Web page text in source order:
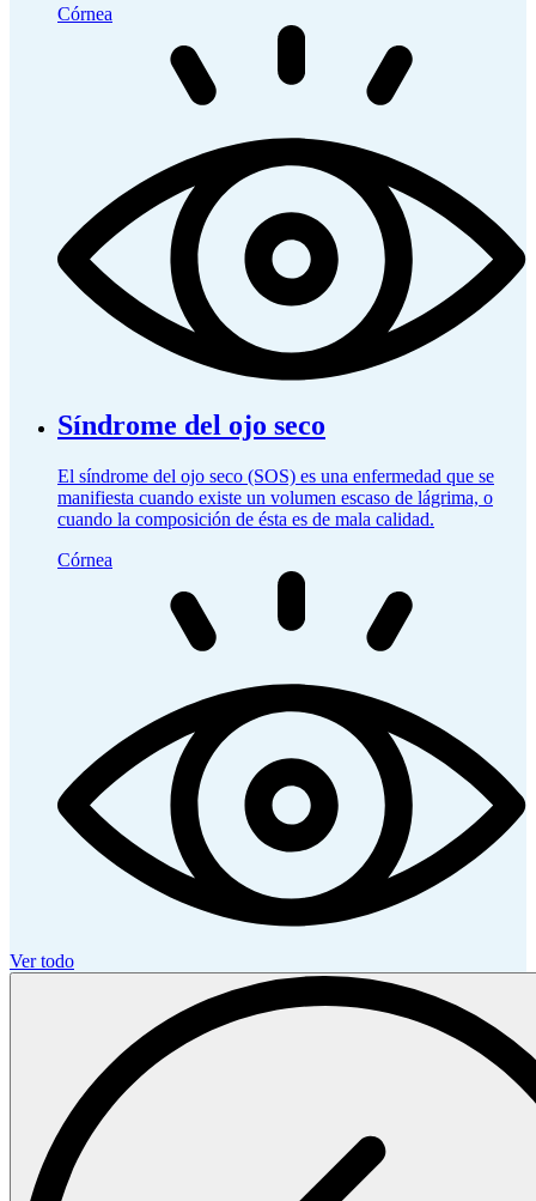
Córnea
Síndrome del ojo seco
El síndrome del ojo seco (SOS) es una enfermedad que se
manifiesta cuando existe un volumen escaso de lágrima, o
cuando la composición de ésta es de mala calidad.
Córnea
Ver todo